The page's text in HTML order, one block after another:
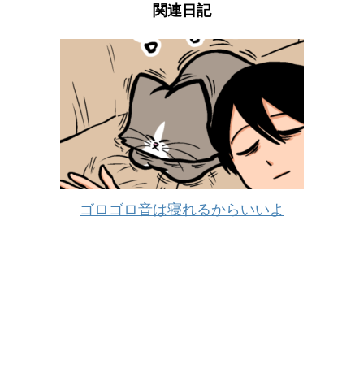
関連日記
ゴロゴロ音は寝れるからいいよ